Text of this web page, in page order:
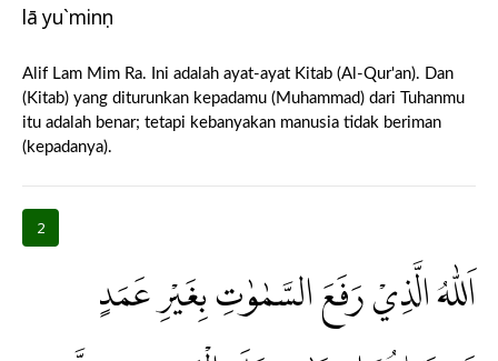
lā yu`minụn
Alif Lam Mim Ra. Ini adalah ayat-ayat Kitab (Al-Qur'an). Dan
(Kitab) yang diturunkan kepadamu (Muhammad) dari Tuhanmu
itu adalah benar; tetapi kebanyakan manusia tidak beriman
(kepadanya).
2
اَللّٰهُ الَّذِيْ رَفَعَ السَّمٰوٰتِ بِغَيْرِ عَمَدٍ